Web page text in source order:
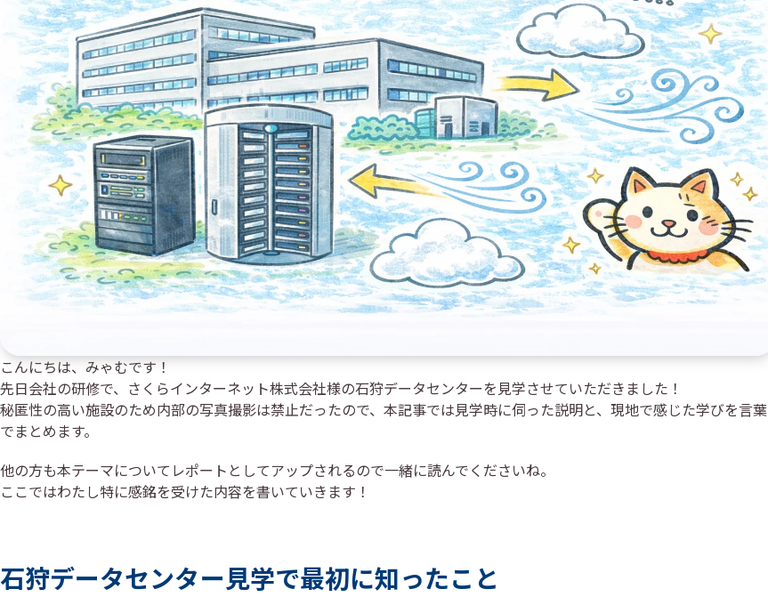
こんにちは、みゃむです！
先日会社の研修で、さくらインターネット株式会社様の石狩データセンターを見学させていただきました！
秘匿性の高い施設のため内部の写真撮影は禁止だったので、本記事では見学時に伺った説明と、現地で感じた学びを言葉
でまとめます。
他の方も本テーマについてレポートとしてアップされるので一緒に読んでくださいね。
ここではわたし特に感銘を受けた内容を書いていきます！
石狩データセンター見学で最初に知ったこと